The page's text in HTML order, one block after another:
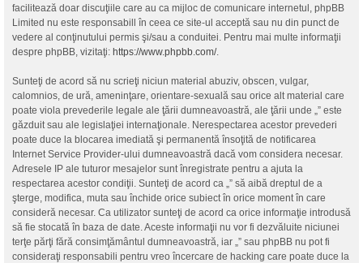
facilitează doar discuţiile care au ca mijloc de comunicare internetul, phpBB
Limited nu este responsabill în ceea ce site-ul acceptă sau nu din punct de
vedere al conţinutului permis şi/sau a conduitei. Pentru mai multe informaţii
despre phpBB, vizitaţi: https://www.phpbb.com/.
Sunteţi de acord să nu scrieţi niciun material abuziv, obscen, vulgar,
calomnios, de ură, ameninţare, orientare-sexuală sau orice alt material care
poate viola prevederile legale ale ţării dumneavoastră, ale ţării unde „” este
găzduit sau ale legislaţiei internaţionale. Nerespectarea acestor prevederi
poate duce la blocarea imediată şi permanentă însoţită de notificarea
Internet Service Provider-ului dumneavoastră dacă vom considera necesar.
Adresele IP ale tuturor mesajelor sunt înregistrate pentru a ajuta la
respectarea acestor condiţii. Sunteţi de acord ca „” să aibă dreptul de a
şterge, modifica, muta sau închide orice subiect în orice moment în care
consideră necesar. Ca utilizator sunteţi de acord ca orice informaţie introdusă
să fie stocată în baza de date. Aceste informaţii nu vor fi dezvăluite niciunei
terţe părţi fără consimţământul dumneavoastră, iar „” sau phpBB nu pot fi
consideraţi responsabili pentru vreo încercare de hacking care poate duce la